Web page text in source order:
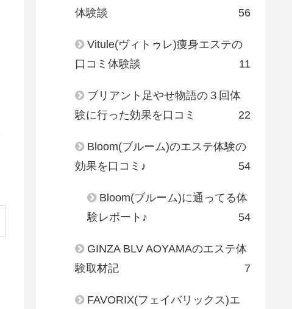
体験談
56
Vitule(ヴィトゥレ)痩身エステの
口コミ体験談
11
ブリアント足やせ物語の３回体
験に行った効果を口コミ
22
Bloom(ブルーム)のエステ体験の
効果を口コミ♪
54
Bloom(ブルーム)に通ってる体
験レポート♪
54
GINZA BLV AOYAMAのエステ体
験取材記
7
FAVORIX(フェイバリックス)エ